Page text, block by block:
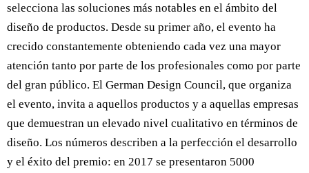
selecciona las soluciones más notables en el ámbito del
diseño de productos. Desde su primer año, el evento ha
crecido constantemente obteniendo cada vez una mayor
atención tanto por parte de los profesionales como por parte
del gran público. El German Design Council, que organiza
el evento, invita a aquellos productos y a aquellas empresas
que demuestran un elevado nivel cualitativo en términos de
diseño. Los números describen a la perfección el desarrollo
y el éxito del premio: en 2017 se presentaron 5000